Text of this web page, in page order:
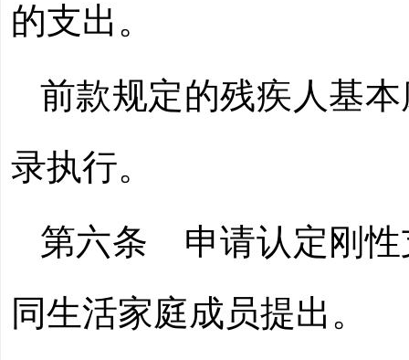
的支出。
前款规定的残疾人基
录执行。
第六条 申请认定刚性
同生活家庭成员提出。